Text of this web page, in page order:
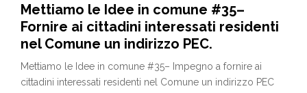
Mettiamo le Idee in comune #35–
Fornire ai cittadini interessati residenti
nel Comune un indirizzo PEC.
Mettiamo le Idee in comune #35– Impegno a fornire ai
cittadini interessati residenti nel Comune un indirizzo PEC